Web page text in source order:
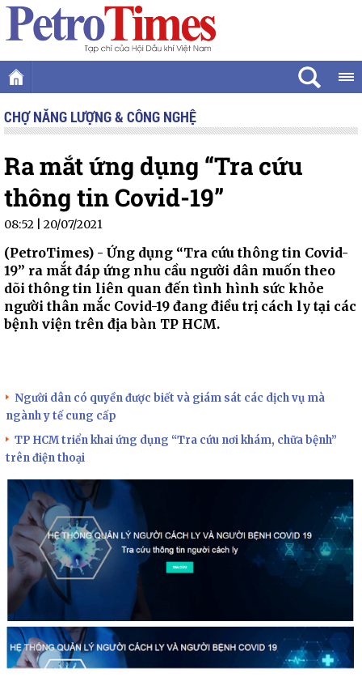
CHỢ NĂNG LƯỢNG & CÔNG NGHỆ
Ra mắt ứng dụng “Tra cứu
thông tin Covid-19”
08:52 | 20/07/2021
(PetroTimes) - Ứng dụng “Tra cứu thông tin Covid-
19” ra mắt đáp ứng nhu cầu người dân muốn theo
dõi thông tin liên quan đến tình hình sức khỏe
người thân mắc Covid-19 đang điều trị cách ly tại các
bệnh viện trên địa bàn TP HCM.
Người dân có quyền được biết và giám sát các dịch vụ mà
ngành y tế cung cấp
TP HCM triển khai ứng dụng “Tra cứu nơi khám, chữa bệnh”
trên điện thoại